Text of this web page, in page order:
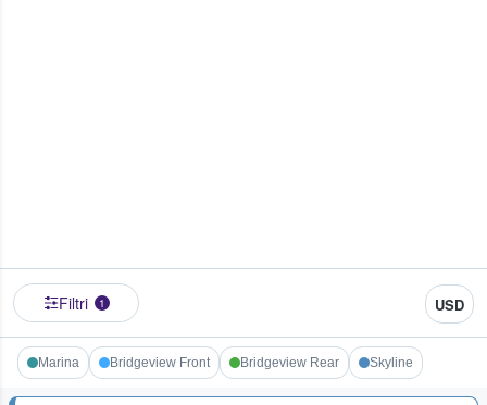
Filtri 1 USD
Marina Bridgeview Front Bridgeview Rear Skyline